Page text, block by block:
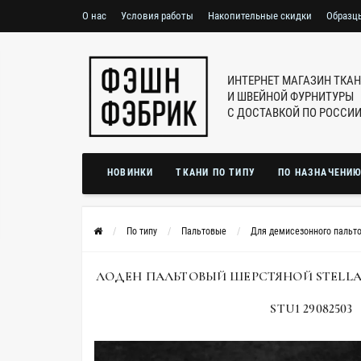
О нас Условия работы Накопительные скидки
ИНТЕРНЕТ МАГАЗИН
И ШВЕЙНОЙ ФУРНИТУРЫ
С ДОСТАВКОЙ ПО РОССИИ
НОВИНКИ ТКАНИ ПО ТИПУ ПО
По типу Пальтовые Для демисезонного пальто
ЛОДЕН ПАЛЬТОВЫЙ ШЕРСТЯНОЙ STELLA
STU1 29082503